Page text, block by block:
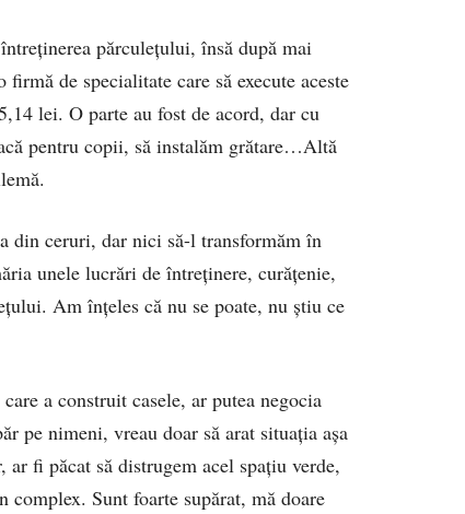
părculeţului, însă după mai
de specialitate care să execute aceste
lei. O parte au fost de acord, dar cu
pentru copii, să instalăm grătare…Altă
din ceruri, dar nici să-l transformăm în
unele lucrări de întreţinere, curăţenie,
Am înţeles că nu se poate, nu ştiu ce
a construit casele, ar putea negocia
pe nimeni, vreau doar să arat situaţia aşa
fi păcat să distrugem acel spaţiu verde,
complex. Sunt foarte supărat, mă doare